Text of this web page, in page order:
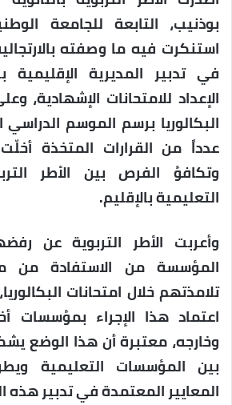
بوذنيب، التابعة للجامعة
استنكرت فيه ما وصفته
في تدبير المديرية الإقليمية
الإعداد للامتحانات الإشهادية،
البكالوريا برسم الموسم الدراسي
عدداً من القرارات المتخذة
وتكافؤ الفرص بين الأطر
التعليمية بالإقليم.
وأعربت الأطر التربوية عن
المؤسسة من الاستفادة من
تلامذتهم خلال امتحانات
اعتماد هذا الإجراء بمؤسسات
وخارجه، معتبرة أن هذا الوضع
بين المؤسسات التعليمية
المعايير المعتمدة في تدبير هذه